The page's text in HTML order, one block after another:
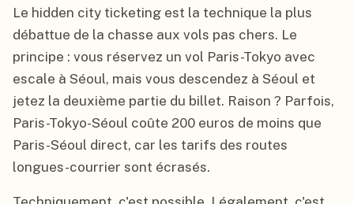
Le hidden city ticketing est la technique la plus
débattue de la chasse aux vols pas chers. Le
principe : vous réservez un vol Paris-Tokyo avec
escale à Séoul, mais vous descendez à Séoul et
jetez la deuxième partie du billet. Raison ? Parfois,
Paris-Tokyo-Séoul coûte 200 euros de moins que
Paris-Séoul direct, car les tarifs des routes
longues-courrier sont écrasés.